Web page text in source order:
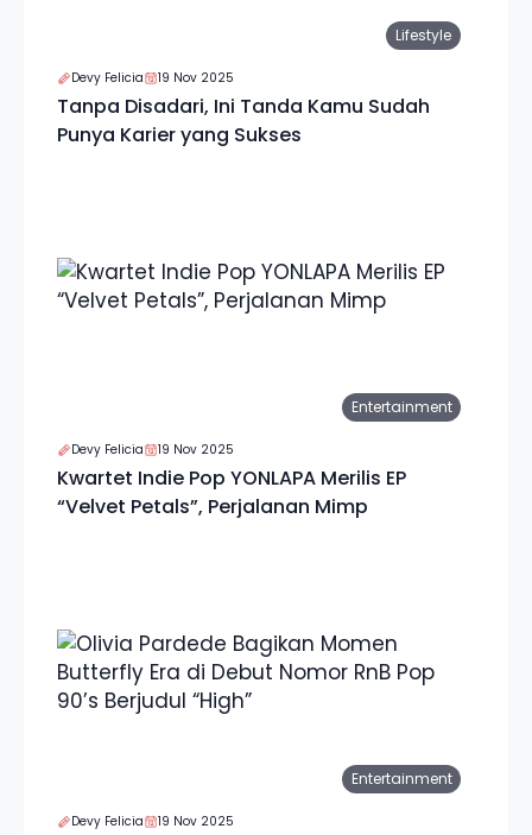
Lifestyle
Devy Felicia 19 Nov 2025
Tanpa Disadari, Ini Tanda Kamu Sudah
Punya Karier yang Sukses
Entertainment
Devy Felicia 19 Nov 2025
Kwartet Indie Pop YONLAPA Merilis EP
“Velvet Petals”, Perjalanan Mimp
Entertainment
Devy Felicia 19 Nov 2025